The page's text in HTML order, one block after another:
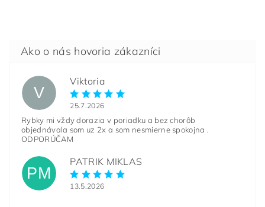
V
Viktoria
25.7.2026
Rybky mi vždy dorazia v poriadku a bez chorôb
objednávala som uz 2x a som nesmierne spokojna .
ODPORÚČAM
PM
PATRIK MIKLAS
13.5.2026